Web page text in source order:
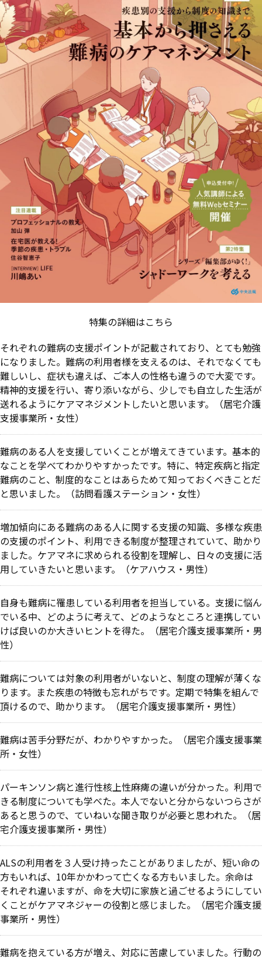
特集の詳細はこちら
それぞれの難病の支援ポイントが記載されており、とても勉強
になりました。難病の利用者様を支えるのは、それでなくても
難しいし、症状も違えば、ご本人の性格も違うので大変です。
精神的支援を行い、寄り添いながら、少しでも自立した生活が
送れるようにケアマネジメントしたいと思います。（居宅介護
支援事業所・女性）
難病のある人を支援していくことが増えてきています。基本的
なことを学べてわかりやすかったです。特に、特定疾病と指定
難病のこと、制度的なことはあらためて知っておくべきことだ
と思いました。（訪問看護ステーション・女性）
増加傾向にある難病のある人に関する支援の知識、多様な疾患
の支援のポイント、利用できる制度が整理されていて、助かり
ました。ケアマネに求められる役割を理解し、日々の支援に活
用していきたいと思います。（ケアハウス・男性）
自身も難病に罹患している利用者を担当している。支援に悩ん
でいる中、どのように考えて、どのようなところと連携してい
けば良いのか大きいヒントを得た。（居宅介護支援事業所・男
性）
難病については対象の利用者がいないと、制度の理解が薄くな
ります。また疾患の特徴も忘れがちです。定期で特集を組んで
頂けるので、助かります。（居宅介護支援事業所・男性）
難病は苦手分野だが、わかりやすかった。（居宅介護支援事業
所・女性）
パーキンソン病と進行性核上性麻痺の違いが分かった。利用で
きる制度についても学べた。本人でないと分からないつらさが
あると思うので、ていねいな聞き取りが必要と思われた。（居
宅介護支援事業所・男性）
ALSの利用者を３人受け持ったことがありましたが、短い命の
方もいれば、10年かかわって亡くなる方もいました。余命は
それぞれ違いますが、命を大切に家族と過ごせるようにしてい
くことがケアマネジャーの役割と感じました。（居宅介護支援
事業所・男性）
難病を抱えている方が増え、対応に苦慮していました。行動の